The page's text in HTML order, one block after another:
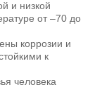
и низкой
от –70 до
коррозии и
к
человека